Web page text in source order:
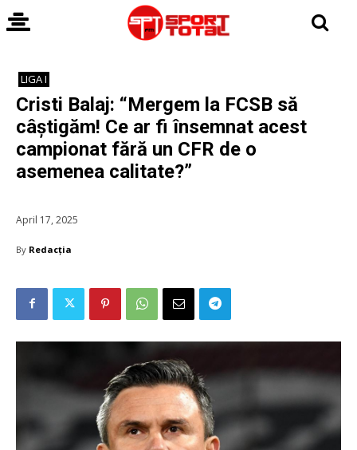
LIGA I
Cristi Balaj: “Mergem la FCSB să
câștigăm! Ce ar fi însemnat acest
campionat fără un CFR de o
asemenea calitate?”
April 17, 2025
By Redacția